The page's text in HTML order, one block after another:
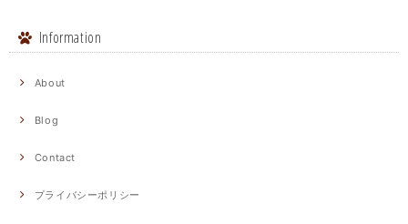
Information
About
Blog
Contact
プライバシーポリシー